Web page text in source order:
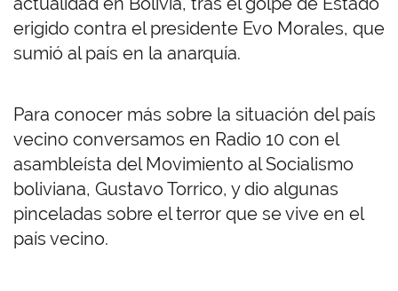
erigido contra el presidente Evo Morales, que
sumió al país en la anarquía.
Para conocer más sobre la situación del país
vecino conversamos en Radio 10 con el
asambleísta del Movimiento al Socialismo
boliviana, Gustavo Torrico, y dio algunas
pinceladas sobre el terror que se vive en el
país vecino.